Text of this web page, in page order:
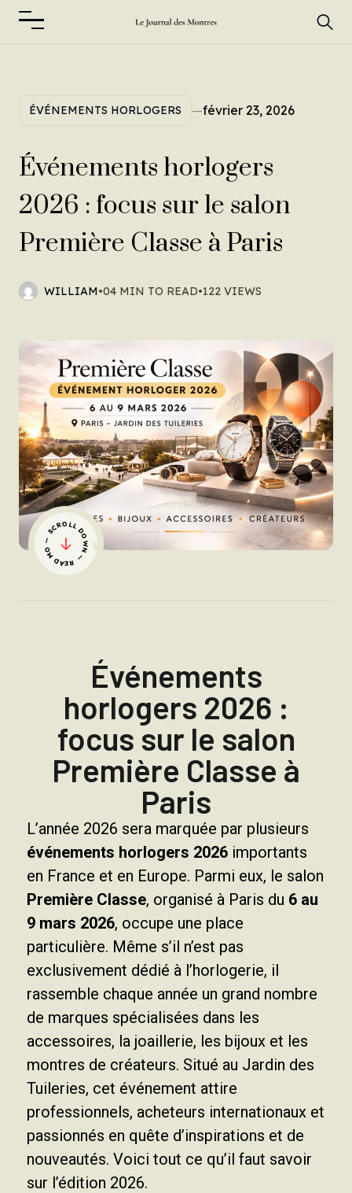
ÉVÉNEMENTS HORLOGERS —février 23, 2026
Événements horlogers
2026 : focus sur le salon
Première Classe à Paris
WILLIAM•04 MIN TO READ•122 VIEWS
— SCROLL DOWN — READ MORE
Événements
horlogers 2026 :
focus sur le salon
Première Classe à
Paris
L’année 2026 sera marquée par plusieurs
événements horlogers 2026 importants
en France et en Europe. Parmi eux, le salon
Première Classe, organisé à Paris du 6 au
9 mars 2026, occupe une place
particulière. Même s’il n’est pas
exclusivement dédié à l’horlogerie, il
rassemble chaque année un grand nombre
de marques spécialisées dans les
accessoires, la joaillerie, les bijoux et les
montres de créateurs. Situé au Jardin des
Tuileries, cet événement attire
professionnels, acheteurs internationaux et
passionnés en quête d’inspirations et de
nouveautés. Voici tout ce qu’il faut savoir
sur l’édition 2026.